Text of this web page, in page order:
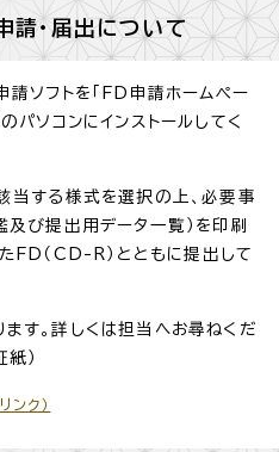
請・届出について
請ソフトを「FD申請ホームペー
パソコンにインストールしてく
当する様式を選択の上、必要事
及び提出用データ一覧）を印刷
FD（CD-R）とともに提出して
す。詳しくは担当へお尋ねくだ
）
ンク）